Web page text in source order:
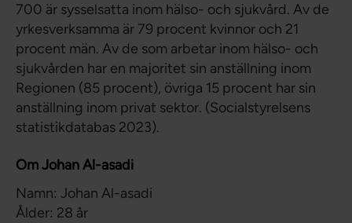
700 är sysselsatta inom hälso- och sjukvård. Av de
yrkesverksamma är 79 procent kvinnor och 21
procent män. Av de som arbetar inom hälso- och
sjukvården har en majoritet sin anställning inom
Regionen (85 procent), övriga 15 procent har sin
anställning inom privat sektor. (Socialstyrelsens
statistikdatabas 2023).
Om Johan Al-asadi
Namn: Johan Al-asadi
Ålder: 28 år